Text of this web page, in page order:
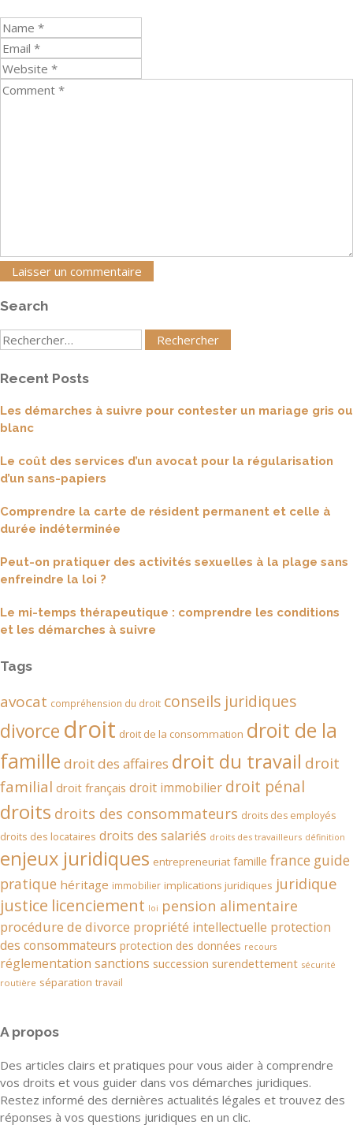
Search
Rechercher
Recent Posts
Les démarches à suivre pour contester un mariage gris ou
blanc
Le coût des services d’un avocat pour la régularisation
d’un sans-papiers
Comprendre la carte de résident permanent et celle à
durée indéterminée
Peut-on pratiquer des activités sexuelles à la plage sans
enfreindre la loi ?
Le mi-temps thérapeutique : comprendre les conditions
et les démarches à suivre
Tags
avocat compréhension du droit conseils juridiques
divorce droit droit de la consommation droit de la
famille droit des affaires droit du travail droit
familial droit français droit immobilier droit pénal
droits droits des consommateurs droits des employés
droits des locataires droits des salariés droits des travailleurs définition
enjeux juridiques entrepreneuriat famille france guide
pratique héritage immobilier implications juridiques juridique
justice licenciement loi pension alimentaire
procédure de divorce propriété intellectuelle protection
des consommateurs protection des données recours
réglementation sanctions succession surendettement sécurité
routière séparation travail
A propos
Des articles clairs et pratiques pour vous aider à comprendre
vos droits et vous guider dans vos démarches juridiques.
Restez informé des dernières actualités légales et trouvez des
réponses à vos questions juridiques en un clic.